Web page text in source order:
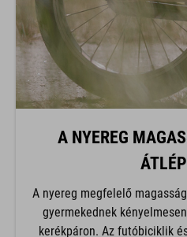
A NYEREG
A nyereg megfelelő
gyermekednek
kerékpáron. Az futóbiciklik